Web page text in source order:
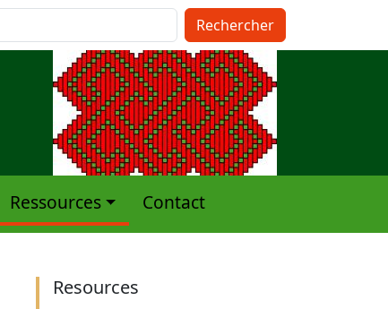
de l'utilisateur
Ressources Contact
Resources